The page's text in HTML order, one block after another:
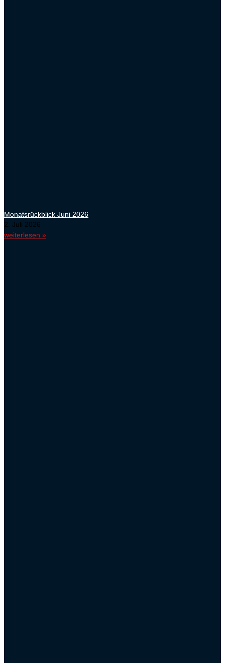
Monatsrückblick Juni 2026
2. Juli 2026
weiterlesen »